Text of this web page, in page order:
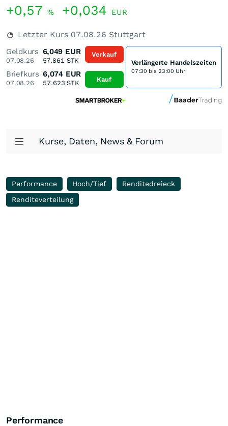
+0,57 % +0,034 EUR
Letzter Kurs 07.08.26 Stuttgart
Geldkurs
07.08.26
6,049 EUR
57.861 STK
Briefkurs
07.08.26
6,074 EUR
57.623 STK
Verkauf
Kauf
Verlängerte Handelszeiten
07:30 bis 23:00 Uhr
Kurse, Daten, News & Forum
Performance Hoch/Tief
Renditedreieck
Renditeverteilung
Performance